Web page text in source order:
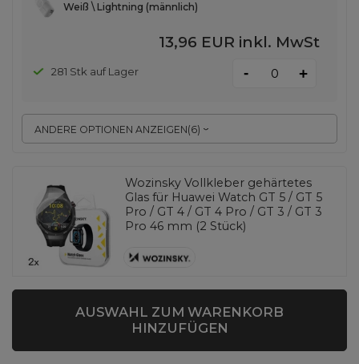
ANDERE OPTIONEN ANZEIGEN(6)
Weiß \ Lightning (männlich)
13,96 EUR inkl. MwSt
281 Stk auf Lager - +
Wozinsky Vollkleber gehärtetes
Glas für Huawei Watch GT 5 / GT 5
Pro / GT 4 / GT 4 Pro / GT 3 / GT 3
Pro 46 mm (2 Stück)
3,49 EURinkl. MwSt
AUSWAHL ZUM WARENKORB
HINZUFÜGEN